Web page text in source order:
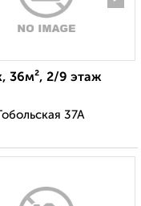
36м², 2/9 этаж
37А